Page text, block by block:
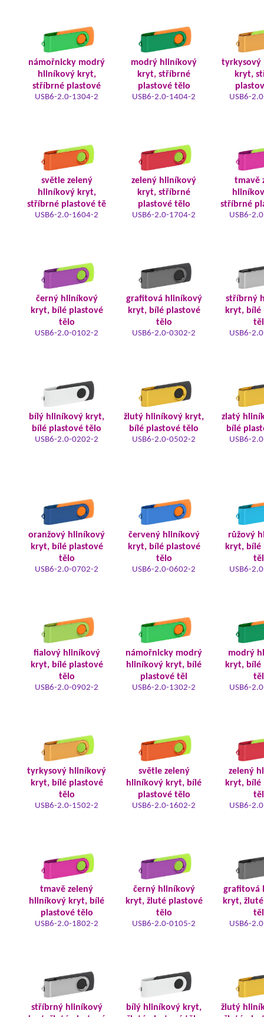
námořnicky modrý
hliníkový kryt,
stříbrné plastové
USB6-2.0-1304-2
modrý hliníkový
kryt, stříbrné
plastové tělo
USB6-2.0-1404-2
tyrkysový
kryt,
USB6-
světle zelený
hliníkový kryt,
stříbrné plastové tě
USB6-2.0-1604-2
zelený hliníkový
kryt, stříbrné
plastové tělo
USB6-2.0-1704-2
tmavě
stříbrné
USB6-
černý hliníkový
kryt, bílé plastové
tělo
USB6-2.0-0102-2
grafitová hliníkový
kryt, bílé plastové
tělo
USB6-2.0-0302-2
stříbrný
kryt, bílé
USB6-
bílý hliníkový kryt,
bílé plastové tělo
USB6-2.0-0202-2
žlutý hliníkový kryt,
bílé plastové tělo
USB6-2.0-0502-2
zlatý
bílé
USB6-
oranžový hliníkový
kryt, bílé plastové
tělo
USB6-2.0-0702-2
červený hliníkový
kryt, bílé plastové
tělo
USB6-2.0-0602-2
růžový
kryt, bílé
USB6-
fialový hliníkový
kryt, bílé plastové
tělo
USB6-2.0-0902-2
námořnicky modrý
hliníkový kryt, bílé
plastové těl
USB6-2.0-1302-2
modrý
kryt, bílé
USB6-
tyrkysový hliníkový
kryt, bílé plastové
tělo
USB6-2.0-1502-2
světle zelený
hliníkový kryt, bílé
plastové tělo
USB6-2.0-1602-2
zelený
kryt, bílé
USB6-
tmavě zelený
hliníkový kryt, bílé
plastové tělo
USB6-2.0-1802-2
černý hliníkový
kryt, žluté plastové
tělo
USB6-2.0-0105-2
grafitová
kryt,
USB6-
stříbrný hliníkový
bílý hliníkový kryt,
žlutý